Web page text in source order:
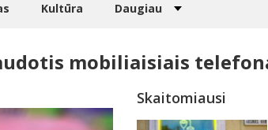
Kultūra Daugiau
mobiliaisiais
Skaitomiausi